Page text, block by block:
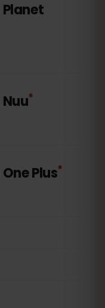
Planet
Nuu*
One Plus*